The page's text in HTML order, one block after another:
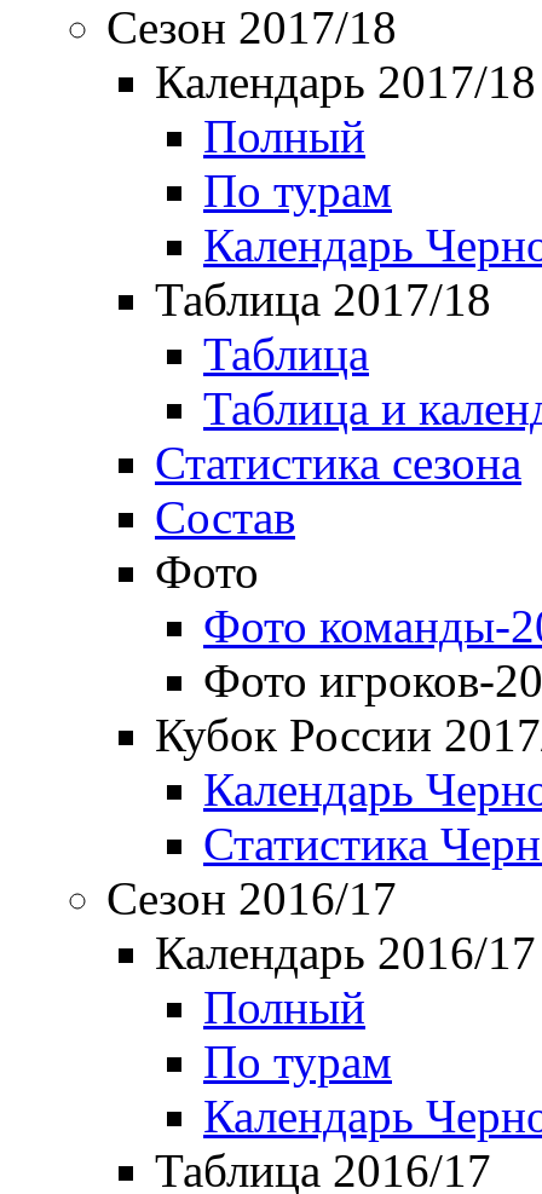
Сезон 2017/18
Календарь 2017/18
Полный
По турам
Календарь
Таблица 2017/18
Таблица
Таблица и
Статистика сезона
Состав
Фото
Фото команды-
Фото игроков-
Кубок России
Календарь
Статистика
Сезон 2016/17
Календарь 2016/17
Полный
По турам
Календарь
Таблица 2016/17